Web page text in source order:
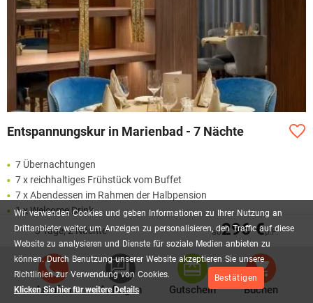
Wir verwenden Cookies und geben Informationen zu Ihrer Nutzung an
Drittanbieter weiter, um Anzeigen zu personalisieren, den Traffic auf diese
Website zu analysieren und Dienste für soziale Medien anbieten zu
können. Durch Benutzung unserer Website akzeptieren Sie unsere
Richtlinien zur Verwendung von Cookies.
Klicken Sie hier für weitere Details
Bestätigen
3 Tage, 2 Nächte ab296 €p.P.
Anrufen Anfragen Gutschein Buchen
Entspannungskur in Marienbad - 7 Nächte
7 Übernachtungen
7 x reichhaltiges Frühstück vom Buffet
7 x Abendessen im Rahmen der Halbpension
1 x Welcome Drink
1 x fachärztliche Anfangs-und Abschlußuntersuchung mit
Abschlußbericht. Labor -Basisuntersuchung
12 Kuranwendungen pro Woche
Mehr lesen